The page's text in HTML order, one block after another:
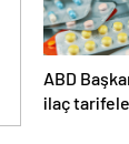
ABD
ilaç